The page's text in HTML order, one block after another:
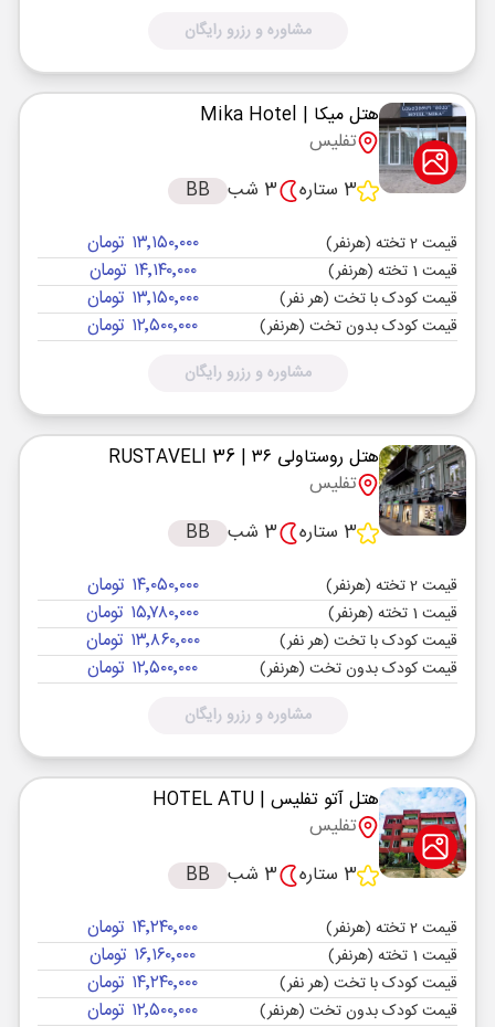
مشاوره و رزرو رایگان
هتل میکا | Mika Hotel
تفلیس
3 ستاره
3 شب BB
قیمت 2 تخته (هرنفر) ۱۳٬۱۵۰٬۰۰۰ تومان
قیمت 1 تخته (هرنفر) ۱۴٬۱۴۰٬۰۰۰ تومان
قیمت کودک با تخت (هر نفر) ۱۳٬۱۵۰٬۰۰۰ تومان
قیمت کودک بدون تخت (هرنفر) ۱۲٬۵۰۰٬۰۰۰ تومان
مشاوره و رزرو رایگان
هتل روستاولی ۳۶
| RUSTAVELI 36
تفلیس
3 ستاره
3 شب BB
قیمت 2 تخته (هرنفر) ۱۴٬۰۵۰٬۰۰۰ تومان
قیمت 1 تخته (هرنفر) ۱۵٬۷۸۰٬۰۰۰ تومان
قیمت کودک با تخت (هر نفر) ۱۳٬۸۶۰٬۰۰۰ تومان
قیمت کودک بدون تخت (هرنفر) ۱۲٬۵۰۰٬۰۰۰ تومان
مشاوره و رزرو رایگان
هتل آتو تفلیس | HOTEL ATU
تفلیس
3 ستاره
3 شب BB
قیمت 2 تخته (هرنفر) ۱۴٬۲۴۰٬۰۰۰ تومان
قیمت 1 تخته (هرنفر) ۱۶٬۱۶۰٬۰۰۰ تومان
قیمت کودک با تخت (هر نفر) ۱۴٬۲۴۰٬۰۰۰ تومان
قیمت کودک بدون تخت (هرنفر) ۱۲٬۵۰۰٬۰۰۰ تومان